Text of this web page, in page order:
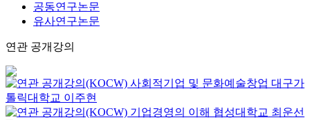
공동연구논문
유사연구논문
연관 공개강의
사회적기업 및 문화예술창업 대구가
톨릭대학교 이주현
기업경영의 이해 협성대학교 최운선